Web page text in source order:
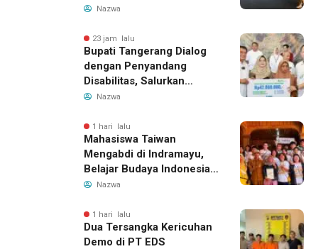
14 Agustus 2026, Garuda
Bandung-Denpasar
Nazwa
23 jam lalu
Bupati Tangerang Dialog
dengan Penyandang
Disabilitas, Salurkan
Bantuan dan Tampung
Nazwa
1 hari lalu
Mahasiswa Taiwan
Mengabdi di Indramayu,
Belajar Budaya Indonesia
dan Edukasi Pekerja
Nazwa
1 hari lalu
Dua Tersangka Kericuhan
Demo di PT EDS